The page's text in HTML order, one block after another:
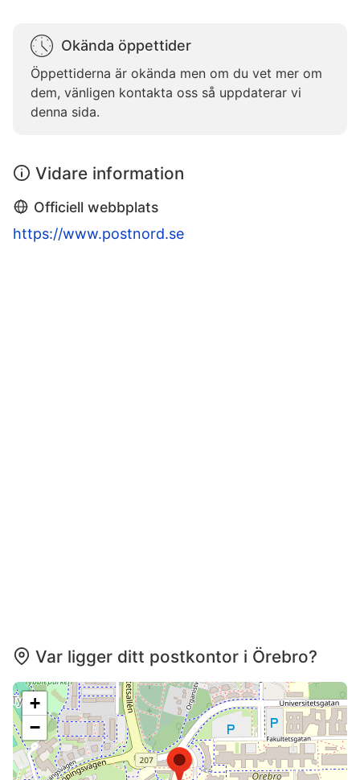
Okända öppettider
Öppettiderna är okända men om du vet mer om
dem, vänligen kontakta oss så uppdaterar vi
denna sida.
Vidare information
Officiell webbplats
https://www.postnord.se
Var ligger ditt postkontor i Örebro?
+
−